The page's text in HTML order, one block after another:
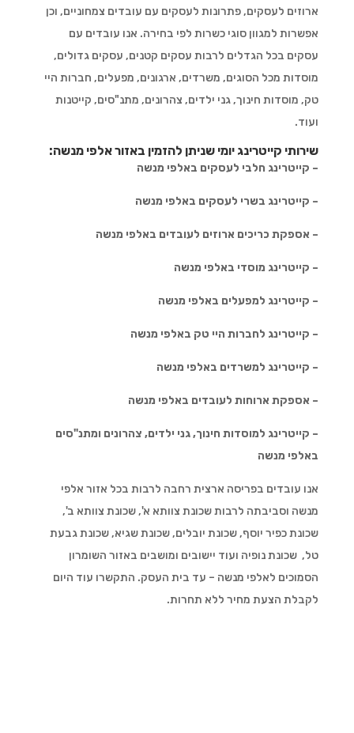
ארוזים לעסקים, פתרונות לעסקים עם עובדים צמחוניים, וכן
אפשרות למגוון סוגי כשרות לפי בחירה. אנו עובדים עם
עסקים בכל הגדלים לרבות עסקים קטנים, עסקים גדולים,
מוסדות מכל הסוגים, משרדים, ארגונים, מפעלים, חברות היי
טק, מוסדות חינוך, גני ילדים, צהרונים, מתנ"סים, קייטנות
ועוד.
שירותי קייטרינג יומי שניתן להזמין באזור אלפי מנשה:
– קייטרינג חלבי לעסקים באלפי מנשה
– קייטרינג בשרי לעסקים באלפי מנשה
– אספקת כריכים ארוזים לעובדים באלפי מנשה
– קייטרינג מוסדי באלפי מנשה
– קייטרינג למפעלים באלפי מנשה
– קייטרינג לחברות היי טק באלפי מנשה
– קייטרינג למשרדים באלפי מנשה
– אספקת ארוחות לעובדים באלפי מנשה
– קייטרינג למוסדות חינוך, גני ילדים, צהרונים ומתנ"סים
באלפי מנשה
אנו עובדים בפריסה ארצית רחבה לרבות בכל אזור אלפי
מנשה וסביבתה לרבות שכונת צוותא א', שכונת צוותא ב',
שכונת כפיר יוסף, שכונת יובלים, שכונת שגיא, שכונת גבעת
טל, שכונת נופיה ועוד יישובים ומושבים באזור השומרון
הסמוכים לאלפי מנשה – עד בית העסק. התקשרו עוד היום
לקבלת הצעת מחיר ללא תחרות.